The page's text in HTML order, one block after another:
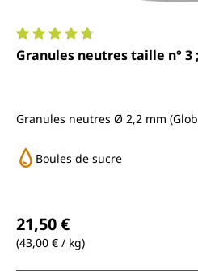
Note moyenne de 4.8 sur 5
Granules neutres taille n° 3
Granules neutres Ø 2,2 mm
Boules de sucre
21,50 €
(43,00 € / kg)